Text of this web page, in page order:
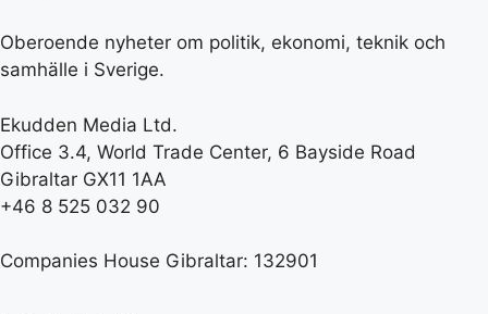
Oberoende nyheter om politik, ekonomi, teknik och
samhälle i Sverige.
Ekudden Media Ltd.
Office 3.4, World Trade Center, 6 Bayside Road
Gibraltar GX11 1AA
+46 8 525 032 90
Companies House Gibraltar: 132901